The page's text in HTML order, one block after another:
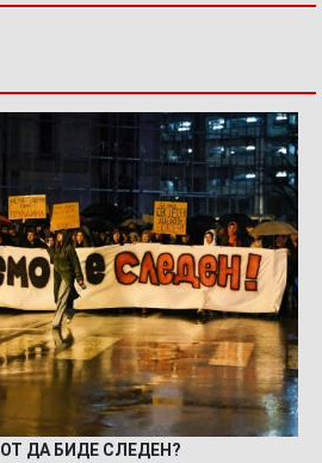
ДА БИДЕ СЛЕДЕН?